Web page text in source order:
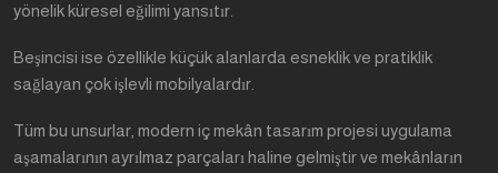
yönelik küresel eğilimi yansıtır.
Beşincisi ise özellikle küçük alanlarda esneklik ve pratiklik
sağlayan çok işlevli mobilyalardır.
Tüm bu unsurlar, modern iç mekân tasarım projesi uygulama
aşamalarının ayrılmaz parçaları haline gelmiştir ve mekânların